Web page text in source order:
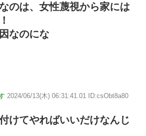
のは、女性蔑視から家には
なのにな
2024/06/13(木) 06:31:41.01 ID:csObt8a80
けてやればいいだけなんじ